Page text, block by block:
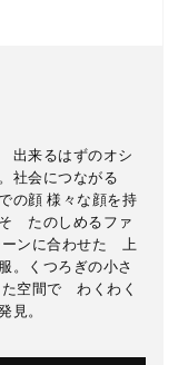
出来るはずのオシ
社会につながる
の顔 様々な顔を持
たのしめるファ
ーンに合わせた 上
くつろぎの小さ
た空間で わくわく
見。